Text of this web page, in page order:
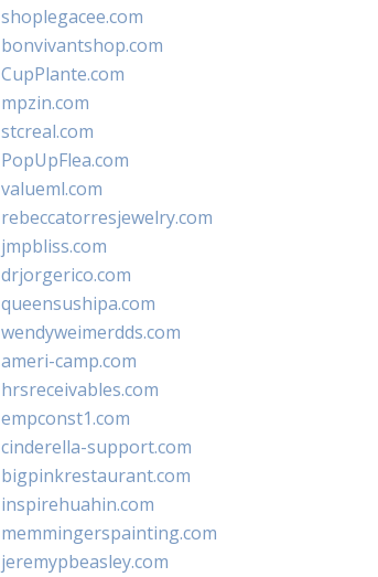
shoplegacee.com
bonvivantshop.com
CupPlante.com
mpzin.com
stcreal.com
PopUpFlea.com
valueml.com
rebeccatorresjewelry.com
jmpbliss.com
drjorgerico.com
queensushipa.com
wendyweimerdds.com
ameri-camp.com
hrsreceivables.com
empconst1.com
cinderella-support.com
bigpinkrestaurant.com
inspirehuahin.com
memmingerspainting.com
jeremypbeasley.com